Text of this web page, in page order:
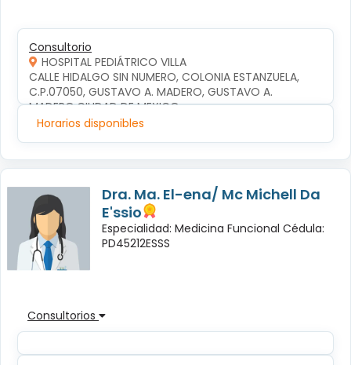
Consultorio
HOSPITAL PEDIÁTRICO VILLA
CALLE HIDALGO SIN NUMERO, COLONIA ESTANZUELA,
C.P.07050, GUSTAVO A. MADERO, GUSTAVO A.
MADERO,CIUDAD DE MEXICO
Horarios disponibles
Dra. Ma. El-ena/ Mc Michell Da
E'ssio
Especialidad: Medicina Funcional Cédula:
PD45212ESSS
Consultorios